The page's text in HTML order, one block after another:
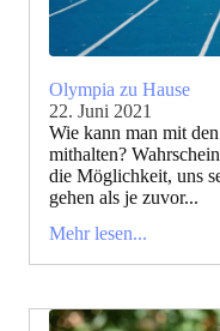
Olympia zu Hause
22. Juni 2021
Wie kann man mit
mithalten?
die Möglichkeit, uns
gehen als je zuvor...
Mehr lesen...